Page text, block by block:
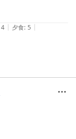
などを使って比較的
り広々としており、
が、実際は十分な広さ
大浴場は空いており、
4 | 夕食: 5 |